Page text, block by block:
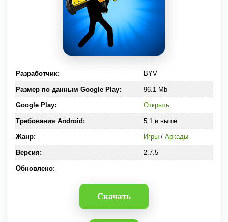
Разработчик: BYV
Размер по данным Google Play: 96.1 Mb
Google Play: Открыть
Требования Android: 5.1 и выше
Жанр: Игры/ Аркады
Версия: 2.7.5
Обновлено:
Скачать